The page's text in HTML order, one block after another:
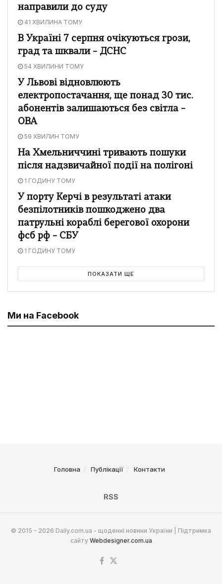
направили до суду
41 ХВИЛИНА ТОМУ
В Україні 7 серпня очікуються грози,
град та шквали – ДСНС
54 ХВИЛИНИ ТОМУ
У Львові відновлюють
електропостачання, ще понад 30 тис.
абонентів залишаються без світла –
ОВА
59 ХВИЛИН ТОМУ
На Хмельниччині тривають пошуки
після надзвичайної події на полігоні
1 ГОДИНУ ТОМУ
У порту Керчі в результаті атаки
безпілотників пошкоджено два
патрульні кораблі берегової охорони
фсб рф – СБУ
1 ГОДИНУ ТОМУ
ПОКАЗАТИ ЩЕ
Ми на Facebook
Головна Публікації Контакти
RSS
© 2015 - 2026 Daily.com.ua - щоденні новини України | Підтримка
сайту Webdesigner.com.ua